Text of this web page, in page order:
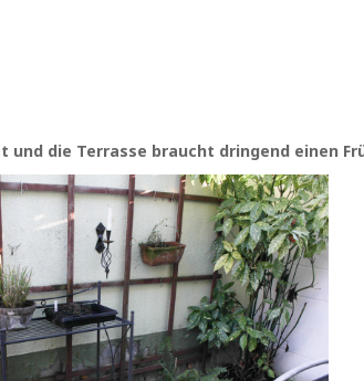
und die Terrasse braucht dringend einen